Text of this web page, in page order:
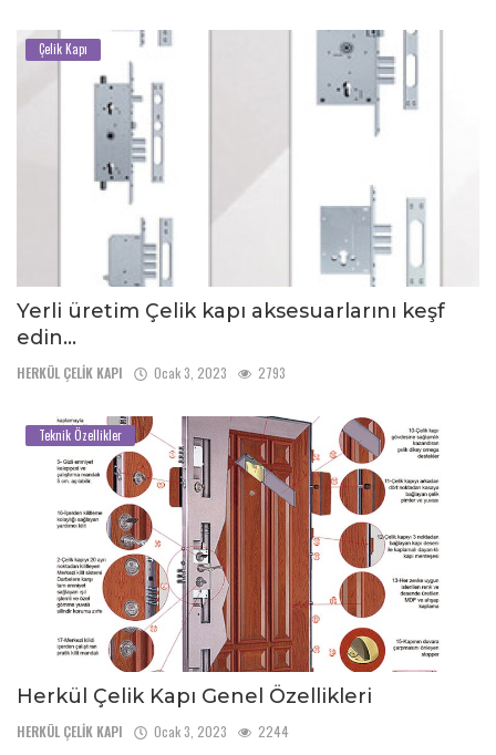
Çelik Kapı
Yerli üretim Çelik kapı aksesuarlarını keşf
edin...
HERKÜL ÇELİK KAPI Ocak 3, 2023 2793
Teknik Özellikler
Herkül Çelik Kapı Genel Özellikleri
HERKÜL ÇELİK KAPI Ocak 3, 2023 2244